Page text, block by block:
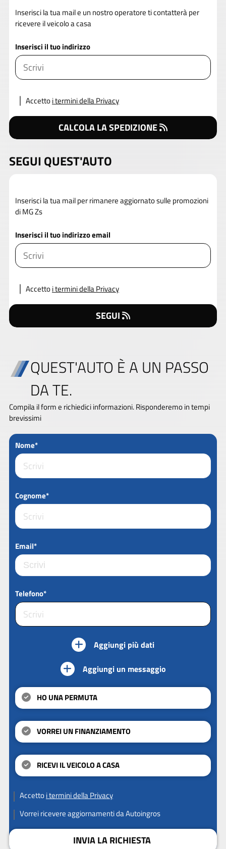
Inserisci la tua mail e un nostro operatore ti contatterà per
ricevere il veicolo a casa
Inserisci il tuo indirizzo
Accettoi termini della Privacy
CALCOLA LA SPEDIZIONE
SEGUI QUEST'AUTO
Inserisci la tua mail per rimanere aggiornato sulle promozioni
di MG Zs
Inserisci il tuo indirizzo email
Accettoi termini della Privacy
SEGUI
QUEST'AUTO È A UN PASSO
DA TE.
Compila il form e richiedici informazioni. Risponderemo in tempi
brevissimi
Nome*
Cognome*
Email*
Telefono*
Aggiungi più dati
Aggiungi un messaggio
HO UNA PERMUTA
VORREI UN FINANZIAMENTO
RICEVI IL VEICOLO A CASA
Accettoi termini della Privacy
Vorrei ricevere aggiornamenti da Autoingros
INVIA LA RICHIESTA